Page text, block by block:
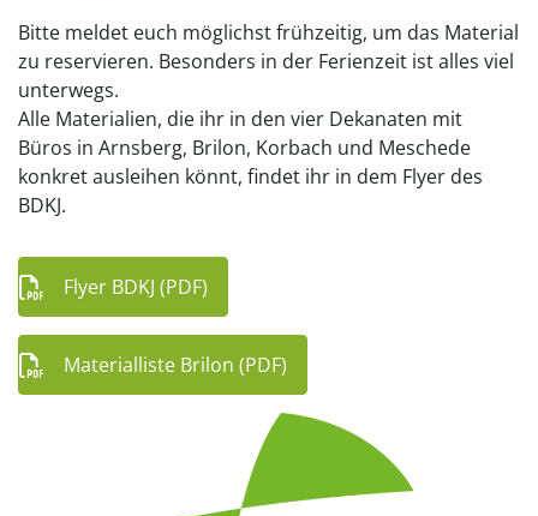
Bitte meldet euch möglichst frühzeitig, um das Material
zu reservieren. Besonders in der Ferienzeit ist alles viel
unterwegs.
Alle Materialien, die ihr in den vier Dekanaten mit
Büros in Arnsberg, Brilon, Korbach und Meschede
konkret ausleihen könnt, findet ihr in dem Flyer des
BDKJ.
Flyer BDKJ (PDF)
Materialliste Brilon (PDF)